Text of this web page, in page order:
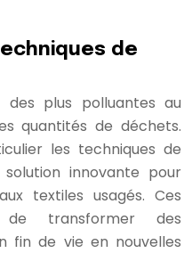
de
des plus polluantes au
quantités de déchets.
les techniques de
innovante pour
textiles usagés. Ces
de transformer des
fin de vie en nouvelles